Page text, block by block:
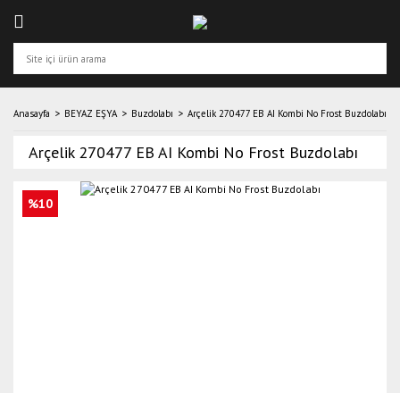
Anasayfa BEYAZ EŞYA Buzdolabı Arçelik 270477 EB AI Kombi No Frost Buzdolabı
Arçelik 270477 EB AI Kombi No Frost Buzdolabı
%10